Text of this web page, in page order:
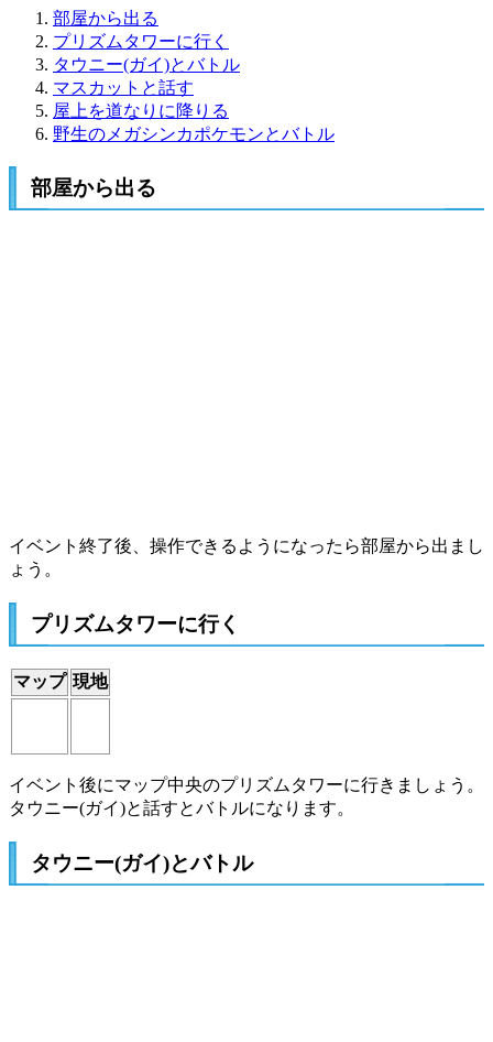
部屋から出る
プリズムタワーに行く
タウニー(ガイ)とバトル
マスカットと話す
屋上を道なりに降りる
野生のメガシンカポケモンとバトル
部屋から出る
イベント終了後、操作できるようになったら部屋から出まし
ょう。
プリズムタワーに行く
マップ 現地
イベント後にマップ中央のプリズムタワーに行きましょう。
タウニー(ガイ)と話すとバトルになります。
タウニー(ガイ)とバトル